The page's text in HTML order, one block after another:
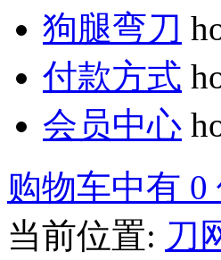
狗腿弯刀
付款方式
会员中心
购物车中有 0
当前位置: 刀